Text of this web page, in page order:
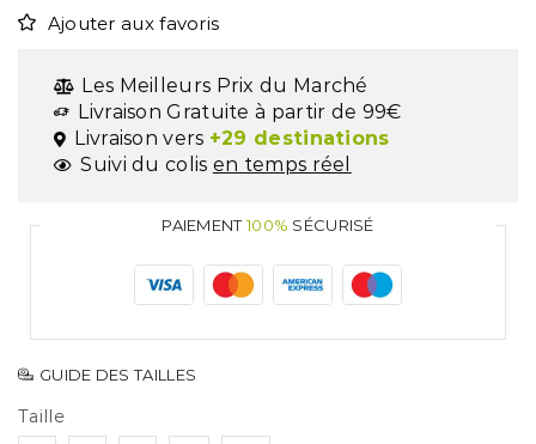
Ajouter aux favoris
Les Meilleurs Prix du Marché
Livraison Gratuite à partir de 99€
Livraison vers +29 destinations
Suivi du colis en temps réel
PAIEMENT100% SÉCURISÉ
GUIDE DES TAILLES
Taille